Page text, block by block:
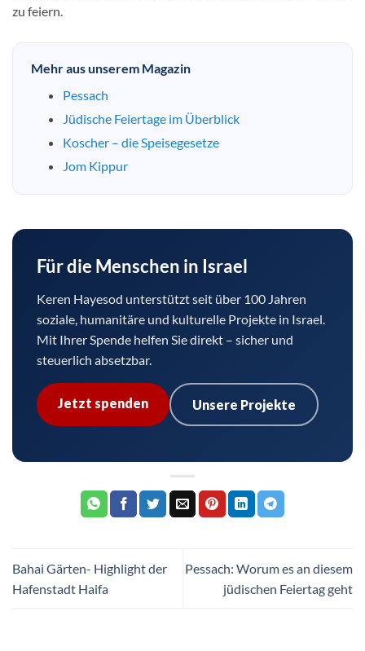
zu feiern.
Mehr aus unserem Magazin
Pessach
Jüdische Feiertage im Überblick
Koscher – die Speisegesetze
Jom Kippur
Für die Menschen in Israel
Keren Hayesod unterstützt seit über 100 Jahren
soziale, humanitäre und kulturelle Projekte in Israel.
Mit Ihrer Spende helfen Sie direkt – sicher und
steuerlich absetzbar.
Jetzt spenden Unsere Projekte
Bahai Gärten- Highlight der
Hafenstadt Haifa
Pessach: Worum es an diesem
jüdischen Feiertag geht